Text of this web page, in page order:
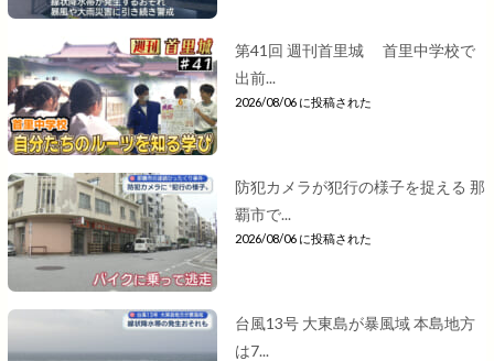
第41回 週刊首里城 首里中学校で
出前...
2026/08/06 に投稿された
防犯カメラが犯行の様子を捉える 那
覇市で...
2026/08/06 に投稿された
台風13号 大東島が暴風域 本島地方
は7...